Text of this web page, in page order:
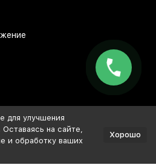
для улучшения
на сайте,
и обработку ваших
Хорошо